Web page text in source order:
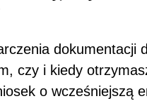
dokumentacji
czy i kiedy
o wcześniejszą